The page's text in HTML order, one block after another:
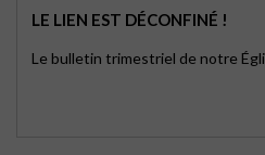
LE LIEN EST DÉCONFINÉ !
Le bulletin trimestriel de notre